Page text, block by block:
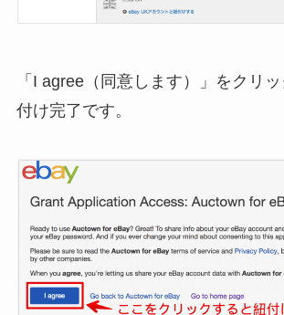
「I agree（同意します）」をクリ
付け完了です。